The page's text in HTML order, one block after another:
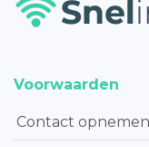
Voorwaarden
Contact opnemen